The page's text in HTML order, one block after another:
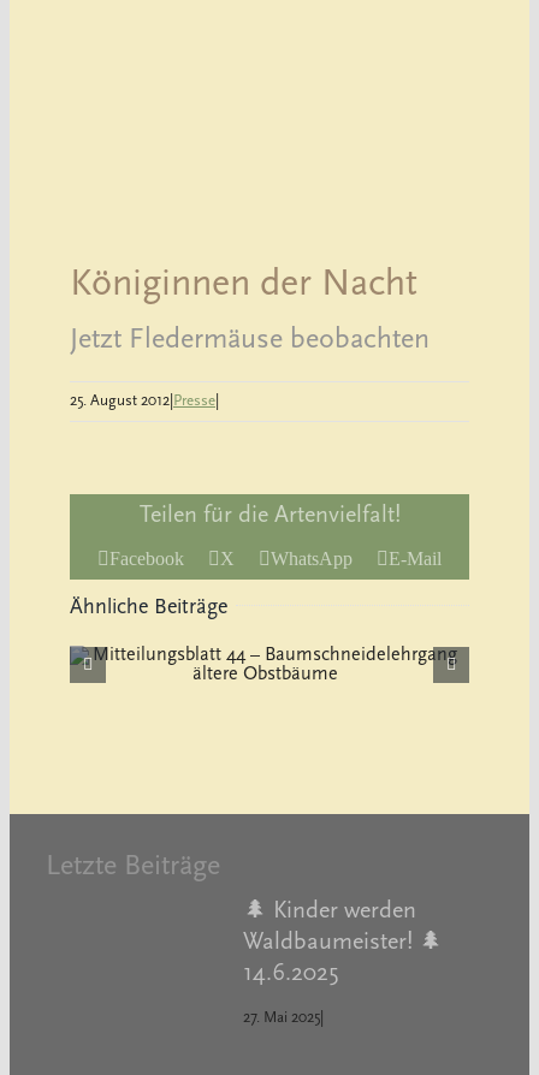
Königinnen der Nacht
Jetzt Fledermäuse beobachten
25. August 2012 Presse
Teilen für die Artenvielfalt!
Facebook X WhatsApp E-Mail
Ähnliche Beiträge
Mitteilungsblatt 43 –
Naturerlebnistag rund ums
Letzte Beiträge
🌲 Kinder werden
Waldbaumeister! 🌲
14.6.2025
27. Mai 2025|